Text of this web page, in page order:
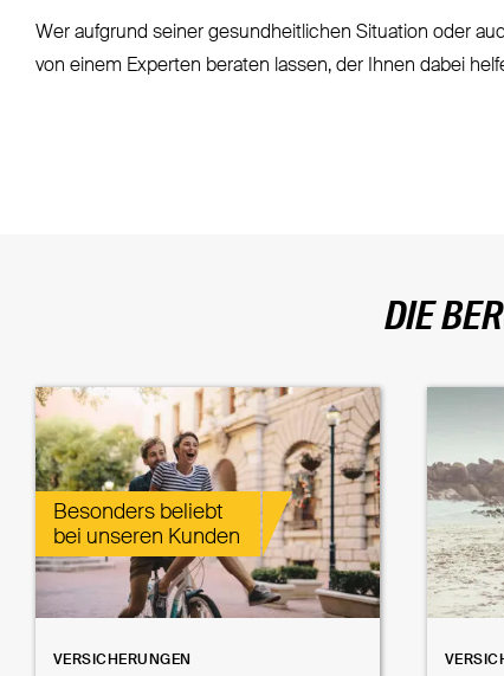
Wer aufgrund seiner gesundheitlichen Situation oder
von einem Experten beraten lassen, der Ihnen dabei
DIE
Besonders beliebt
bei unseren Kunden
VERSICHERUNGEN